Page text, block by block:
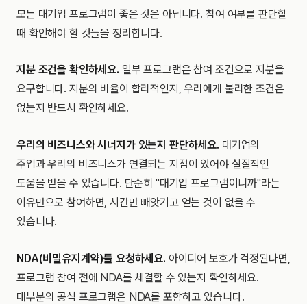
모든 대기업 프로그램이 좋은 것은 아닙니다. 참여 여부를 판단할
때 확인해야 할 것들을 정리합니다.
지분 조건을 확인하세요. 일부 프로그램은 참여 조건으로 지분을
요구합니다. 지분의 비율이 합리적인지, 우리에게 불리한 조건은
없는지 반드시 확인하세요.
우리의 비즈니스와 시너지가 있는지 판단하세요. 대기업의
주업과 우리의 비즈니스가 연결되는 지점이 있어야 실질적인
도움을 받을 수 있습니다. 단순히 "대기업 프로그램이니까"라는
이유만으로 참여하면, 시간만 빼앗기고 얻는 것이 없을 수
있습니다.
NDA(비밀유지계약)를 요청하세요. 아이디어 보호가 걱정된다면,
프로그램 참여 전에 NDA를 체결할 수 있는지 확인하세요.
대부분의 공식 프로그램은 NDA를 포함하고 있습니다.